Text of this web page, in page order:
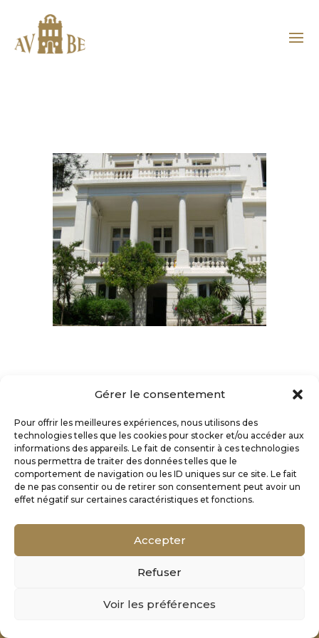
Gérer le consentement
Pour offrir les meilleures expériences, nous utilisons des
technologies telles que les cookies pour stocker et/ou accéder aux
informations des appareils. Le fait de consentir à ces technologies
nous permettra de traiter des données telles que le
comportement de navigation ou les ID uniques sur ce site. Le fait
de ne pas consentir ou de retirer son consentement peut avoir un
effet négatif sur certaines caractéristiques et fonctions.
Accepter
Refuser
Voir les préférences
Mentions Légales